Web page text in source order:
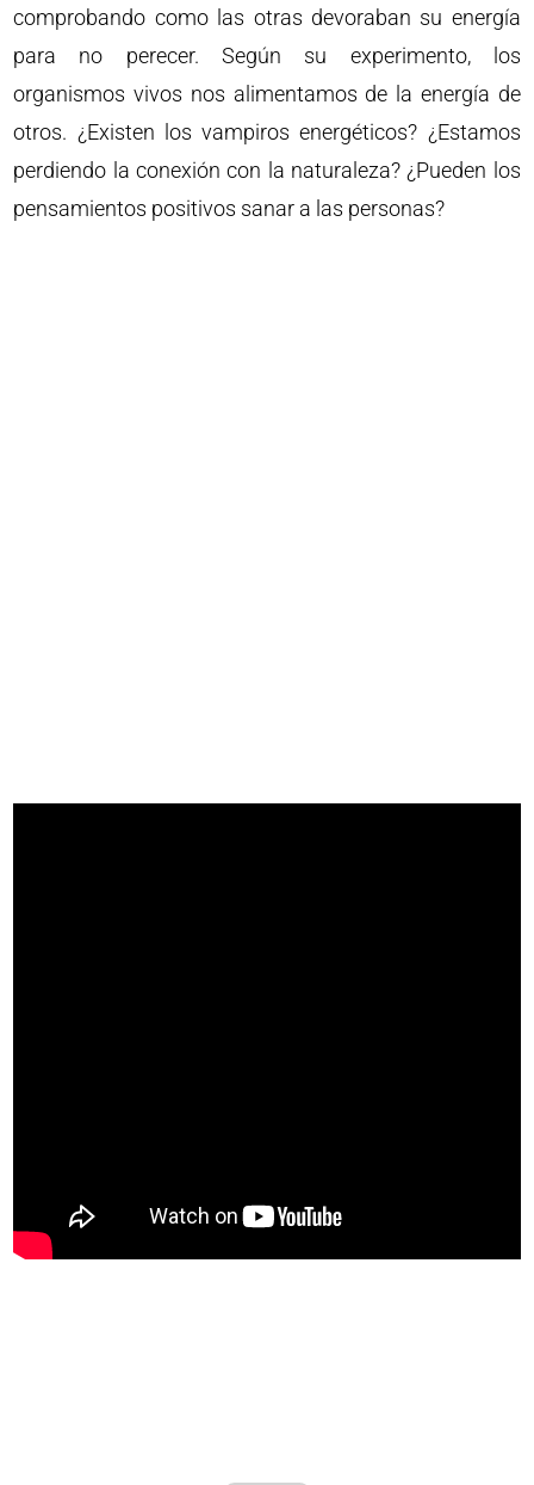
comprobando como las otras devoraban su energía
para no perecer. Según su experimento, los
organismos vivos nos alimentamos de la energía de
otros. ¿Existen los vampiros energéticos? ¿Estamos
perdiendo la conexión con la naturaleza? ¿Pueden los
pensamientos positivos sanar a las personas?